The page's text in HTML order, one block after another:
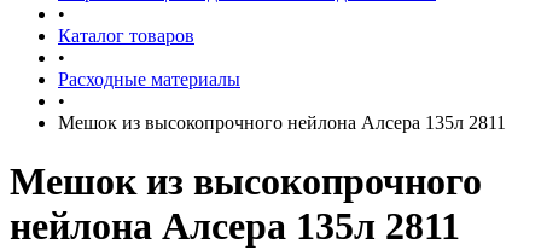
•
Каталог товаров
•
Расходные материалы
•
Мешок из высокопрочного нейлона Алсера 135л 2811
Мешок из высокопрочного
нейлона Алсера 135л 2811